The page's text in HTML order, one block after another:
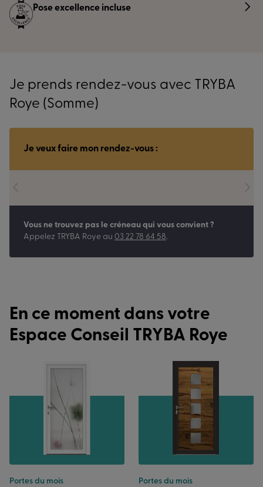
Pose excellence incluse
Je prends rendez-vous avec TRYBA
Roye (Somme)
Je veux faire mon rendez-vous :
Vous ne trouvez pas le créneau qui vous convient ?
Appelez TRYBA Roye au 03 22 78 64 58.
En ce moment dans votre
Espace Conseil TRYBA Roye
Portes du mois Portes du mois